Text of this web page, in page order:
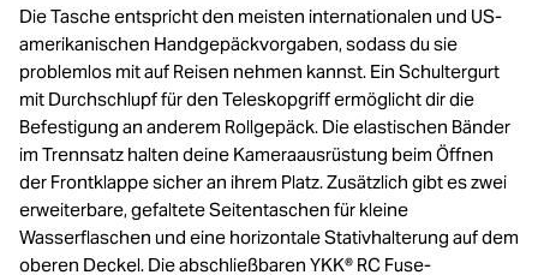
Die Tasche entspricht den meisten internationalen und US-
amerikanischen Handgepäckvorgaben, sodass du sie
problemlos mit auf Reisen nehmen kannst. Ein Schultergurt
mit Durchschlupf für den Teleskopgriff ermöglicht dir die
Befestigung an anderem Rollgepäck. Die elastischen Bänder
im Trennsatz halten deine Kameraausrüstung beim Öffnen
der Frontklappe sicher an ihrem Platz. Zusätzlich gibt es zwei
erweiterbare, gefaltete Seitentaschen für kleine
Wasserflaschen und eine horizontale Stativhalterung auf dem
oberen Deckel. Die abschließbaren YKK® RC Fuse-